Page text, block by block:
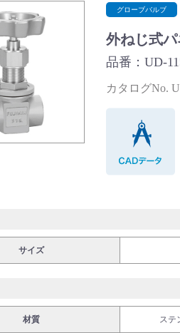
ステムを探す
ード
グローブバルブ
外ねじ式
品番：UD-
カタログNo.
サイズ
材質 ステ